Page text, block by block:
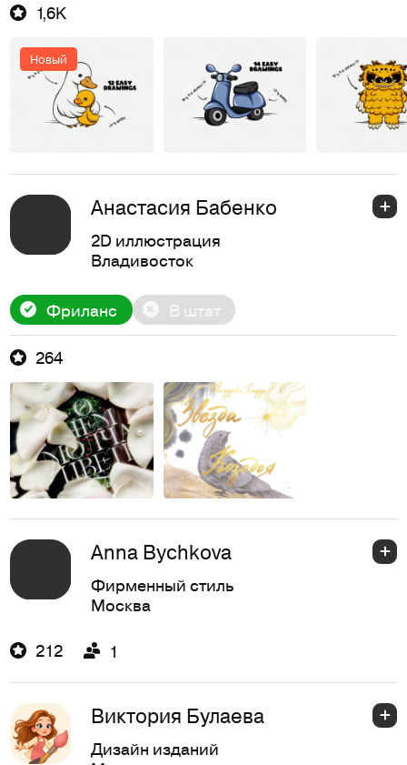
1,6K
Новый
Анастасия Бабенко
2D иллюстрация
Владивосток
Фриланс В штат
264
Anna Bychkova
Фирменный стиль
Москва
212 1
Виктория Булаева
Дизайн изданий